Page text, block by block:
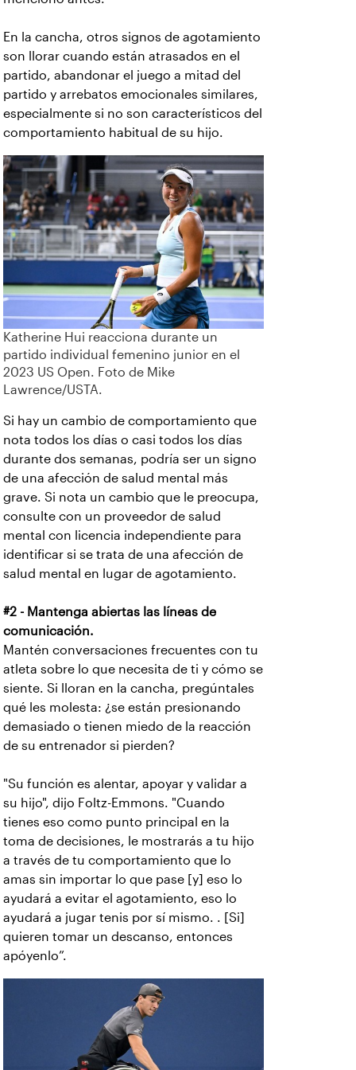
En la cancha, otros signos de agotamiento
son llorar cuando están atrasados en el
partido, abandonar el juego a mitad del
partido y arrebatos emocionales similares,
especialmente si no son característicos del
comportamiento habitual de su hijo.
Katherine Hui reacciona durante un
partido individual femenino junior en el
2023 US Open. Foto de Mike
Lawrence/USTA.
Si hay un cambio de comportamiento que
nota todos los días o casi todos los días
durante dos semanas, podría ser un signo
de una afección de salud mental más
grave. Si nota un cambio que le preocupa,
consulte con un proveedor de salud
mental con licencia independiente para
identificar si se trata de una afección de
salud mental en lugar de agotamiento.
#2 - Mantenga abiertas las líneas de
comunicación.
Mantén conversaciones frecuentes con tu
atleta sobre lo que necesita de ti y cómo se
siente. Si lloran en la cancha, pregúntales
qué les molesta: ¿se están presionando
demasiado o tienen miedo de la reacción
de su entrenador si pierden?
"Su función es alentar, apoyar y validar a
su hijo", dijo Foltz-Emmons. "Cuando
tienes eso como punto principal en la
toma de decisiones, le mostrarás a tu hijo
a través de tu comportamiento que lo
amas sin importar lo que pase [y] eso lo
ayudará a evitar el agotamiento, eso lo
ayudará a jugar tenis por sí mismo. . [Si]
quieren tomar un descanso, entonces
apóyenlo”.